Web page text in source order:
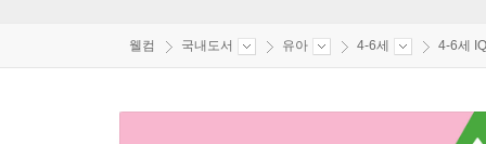
웰컴 국내도서 유아 4-6세 4-6세